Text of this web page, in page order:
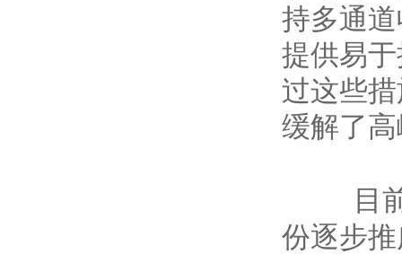
持多通
提供易
过这些
缓解了
目前
份逐步